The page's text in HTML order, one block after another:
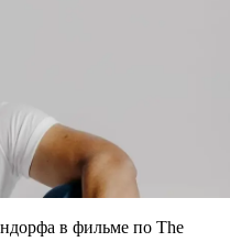
в фильме по The